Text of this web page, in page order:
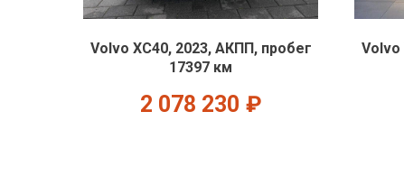
Volvo XC40, 2023, АКПП, пробег
17397 км
2 078 230 ₽
Volvo